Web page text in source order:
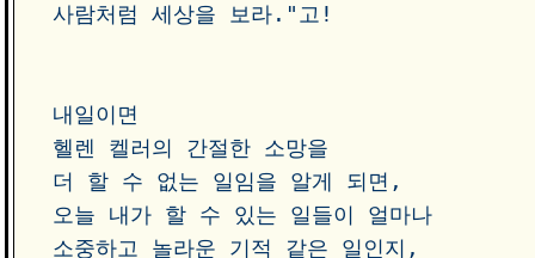
사람처럼 세상을 보라."고!
내일이면
헬렌 켈러의 간절한 소망을
더 할 수 없는 일임을 알게 되면,
오늘 내가 할 수 있는 일들이 얼마나
소중하고 놀라운 기적 같은 일인지,